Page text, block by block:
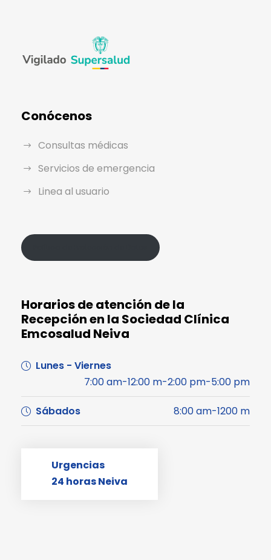
Conócenos
Consultas médicas
Servicios de emergencia
Linea al usuario
Horarios de atención de la
Recepción en la Sociedad Clínica
Emcosalud Neiva
Lunes - Viernes
7:00 am-12:00 m-2:00 pm-5:00 pm
Sábados 8:00 am-1200 m
Urgencias
24 horas Neiva